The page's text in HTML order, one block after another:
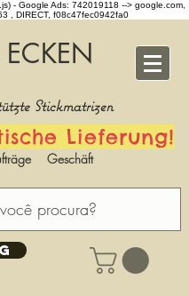
- Google Ads: 742019118 --> google.com,
, DIRECT, f08c47fec0942fa0
Stickmatrizen
Lieferung!
Geschäft